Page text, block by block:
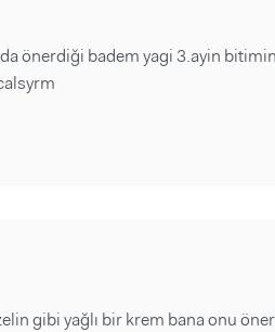
önerdiği badem yagi 3.ayin
gibi yağlı bir krem bana onu